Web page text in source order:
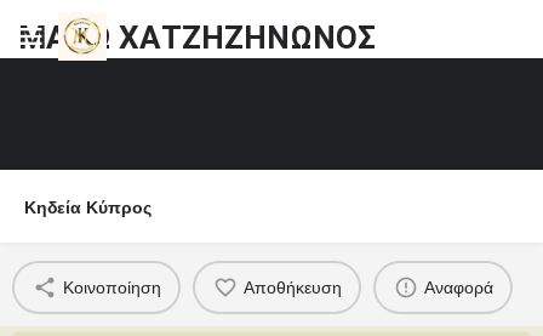
ΜΑΡΩ ΧΑΤΖΗΖΗΝΩΝΟΣ
Κηδεία Κύπρος
Κοινοποίηση Αποθήκευση Αναφορά